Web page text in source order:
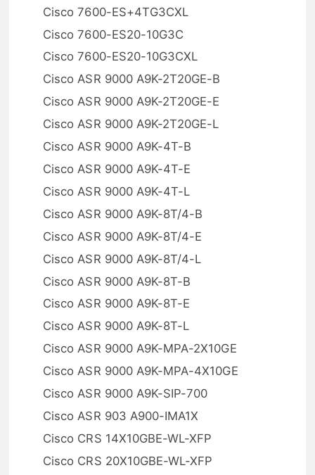
Cisco 7600-ES+4TG3CXL
Cisco 7600-ES20-10G3C
Cisco 7600-ES20-10G3CXL
Cisco ASR 9000 A9K-2T20GE-B
Cisco ASR 9000 A9K-2T20GE-E
Cisco ASR 9000 A9K-2T20GE-L
Cisco ASR 9000 A9K-4T-B
Cisco ASR 9000 A9K-4T-E
Cisco ASR 9000 A9K-4T-L
Cisco ASR 9000 A9K-8T/4-B
Cisco ASR 9000 A9K-8T/4-E
Cisco ASR 9000 A9K-8T/4-L
Cisco ASR 9000 A9K-8T-B
Cisco ASR 9000 A9K-8T-E
Cisco ASR 9000 A9K-8T-L
Cisco ASR 9000 A9K-MPA-2X10GE
Cisco ASR 9000 A9K-MPA-4X10GE
Cisco ASR 9000 A9K-SIP-700
Cisco ASR 903 A900-IMA1X
Cisco CRS 14X10GBE-WL-XFP
Cisco CRS 20X10GBE-WL-XFP